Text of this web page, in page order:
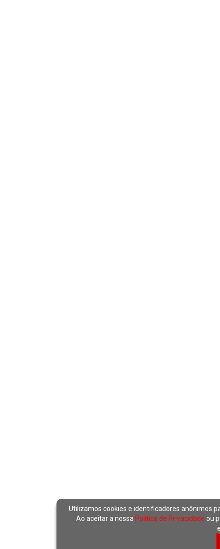
Utilizamos cookies e identificadores anônimos
Ao aceitar a nossa Política de Privacidade ou